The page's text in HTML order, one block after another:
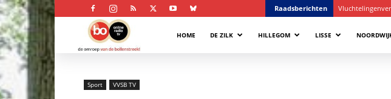
Raadsberichten
Bollenstreek
HOME DE ZILK HILLEGOM LISSE
Sport VVSB TV